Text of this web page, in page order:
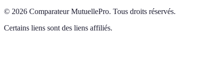
© 2026 Comparateur MutuellePro. Tous droits réservés.
Certains liens sont des liens affiliés.